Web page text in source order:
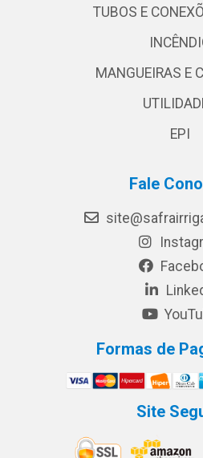
TUBOS E
MANGUEIRAS E
EPI
Fale
Formas de
Site